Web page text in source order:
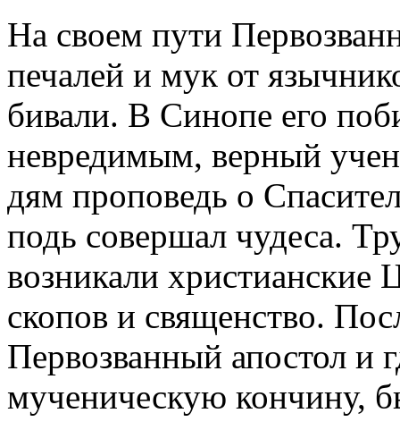
На сво­ем пу­ти
пе­ча­лей и мук от
би­ва­ли. В Си­но­пе его
невре­ди­мым, вер­ный
дям про­по­ведь о
подь со­вер­шал чу­де­са.
воз­ни­ка­ли
ско­пов и свя­щен­ство.
Пер­во­зван­ный апо­стол и
му­че­ни­че­скую кон­чи­ну,